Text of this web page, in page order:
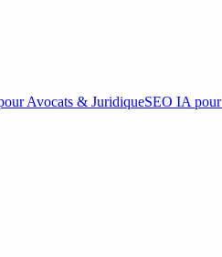
Avocats & JuridiqueSEO IA